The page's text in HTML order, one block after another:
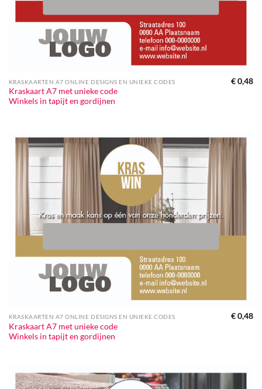
KRASKAARTEN A7 ONLINE DESIGNS EN UNIEKE CODES
Kraskaart A7 met unieke code
Winkels in tapijt en gordijnen
€0,48
KRASKAARTEN A7 ONLINE DESIGNS EN UNIEKE CODES
Kraskaart A7 met unieke code
Winkels in tapijt en gordijnen
€0,48